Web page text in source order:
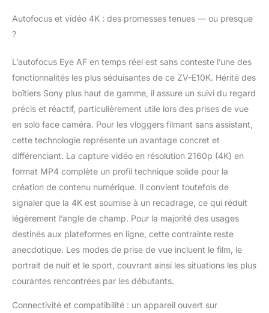
spontanée. Et si vous
est compatible avec
plus de 70 objectifs
NETTETÉ OPTIMALE
POUR CHAQUE MOTIF
ET CHAQUE SCÈNE
Gardez votre sujet
parfaitement net grâce
avancée Real-Time Eye
AF de Sony, pour les
personnes et les
animaux, idéale pour
les photos et les vidéos
4K. Utilisez le mode de
présentation des
produits pour changer
rapidement la mise au
ou des déballages.
Autofocus et vidéo 4K : des promesses tenues — ou presque
?
L’autofocus Eye AF en temps réel est sans conteste l’une des
fonctionnalités les plus séduisantes de ce ZV-E10K. Hérité des
boîtiers Sony plus haut de gamme, il assure un suivi du regard
précis et réactif, particulièrement utile lors des prises de vue
en solo face caméra. Pour les vloggers filmant sans assistant,
cette technologie représente un avantage concret et
différenciant. La capture vidéo en résolution 2160p (4K) en
format MP4 complète un profil technique solide pour la
création de contenu numérique. Il convient toutefois de
signaler que la 4K est soumise à un recadrage, ce qui réduit
légèrement l’angle de champ. Pour la majorité des usages
destinés aux plateformes en ligne, cette contrainte reste
anecdotique. Les modes de prise de vue incluent le film, le
portrait de nuit et le sport, couvrant ainsi les situations les plus
courantes rencontrées par les débutants.
Connectivité et compatibilité : un appareil ouvert sur